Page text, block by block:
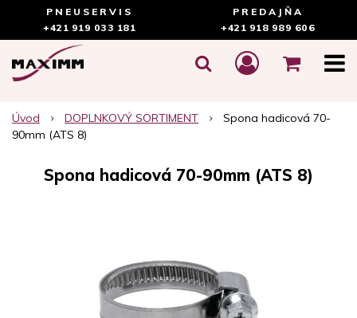
PNEUSERVIS
+421 919 033 181
PREDAJŇA
+421 918 989 606
Úvod DOPLNKOVÝ SORTIMENT
Spona hadicová 70-
90mm (ATS 8)
Spona hadicová 70-90mm (ATS 8)